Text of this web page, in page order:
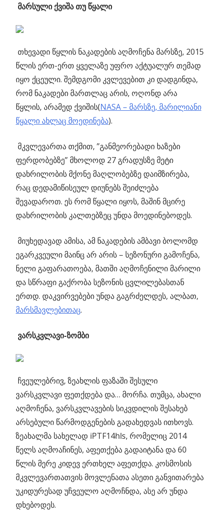
მარსული ქვიშა თუ წყალი
თხევადი წყლის ნაკადების აღმოჩენა მარსზე, 2015
წლის ერთ-ერთ ყველაზე უფრო აქტუალურ თემად
იყო ქცეული. შემდგომი კვლევებით კი დადგინდა,
რომ ნაკადები მართლაც არის, ოღონდ არა
წყლის, არამედ ქვიშის(NASA – მარსზე, მარილიანი
წყალი ახლაც მოედინება).
მკვლევართა თქმით, ”განმეორებადი ხაზები
ფერდობებზე” მხოლოდ 27 გრადუსზე მეტი
დახრილობის მქონე მაღლობებზე დაიმზირება,
რაც დედამიწისეულ დიუნებს შეიძლება
შევადაროთ. ეს რომ წყალი იყოს, მაშინ მცირე
დახრილობის კალთებზეც უნდა მოედინებოდეს.
მიუხედავად ამისა, ამ ნაკადების ამბავი ბოლომდ
ეგარკვეული მაინც არ არის – სეზონური გამოჩენა,
ნელი გაფარათოება, მათში აღმოჩენილი მარილი
და სწრაფი გაქრობა სეზონის ცვლილებასთან
ერთდ. დაკვირვებები უნდა გაგრძელდეს, ალბათ,
მარსმავლებითაც.
ვარსკვლავი-ზომბი
ჩვეულებრივ, ზეახლის ფაზაში შესული
ვარსკვლავი ფეთქდება და… მორჩა. თუმცა, ახალი
აღმოჩენა, ვარსკვლავების სიკვდილის შესახებ
არსებული წარმოდგენების გადახედვას ითხოვს.
ზეახალმა სახელად iPTF14hls, რომელიც 2014
წელს აღმოაჩინეს, აფეთქება გადაიტანა და 60
წლის მერე კიდევ ერთხელ აფეთქდა. კოსმოსის
მკვლევართათვის მოვლენათა ასეთი განვითარება
უკიდურესად უჩვეულო აღმოჩნდა, ასე არ უნდა
დხებოდეს.